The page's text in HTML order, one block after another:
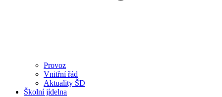
Provoz
Vnitřní řád
Aktuality ŠD
Školní jídelna